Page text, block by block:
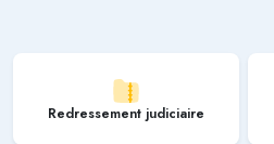
Redressement judiciaire